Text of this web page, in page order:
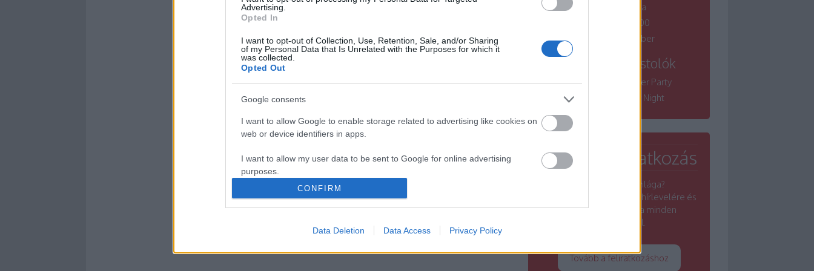
Advertising.
Opted In
I want to opt-out of Collection, Use, Retention, Sale, and/or Sharing
of my Personal Data that Is Unrelated with the Purposes for which it
was collected.
Opted Out
Google consents
I want to allow Google to enable storage related to advertising like cookies on
web or device identifiers in apps.
I want to allow my user data to be sent to Google for online advertising
purposes.
I want to allow Google to send me personalized advertising.
I want to allow Google to enable storage related to analytics like cookies on
CONFIRM
Data Deletion Data Access Privacy Policy
borfesztiválja
Winelovers 100
Bordói November
Tematikus kóstolók
Winelovers Summer Party
Winelovers River Night
Hírlevél feliratkozás
Érdekel a borok világa?
Iratkozz fel a Winelovers hírlevelére és
értesülj a borszakma minden
rezdüléséről.
Tovább a feliratkozáshoz